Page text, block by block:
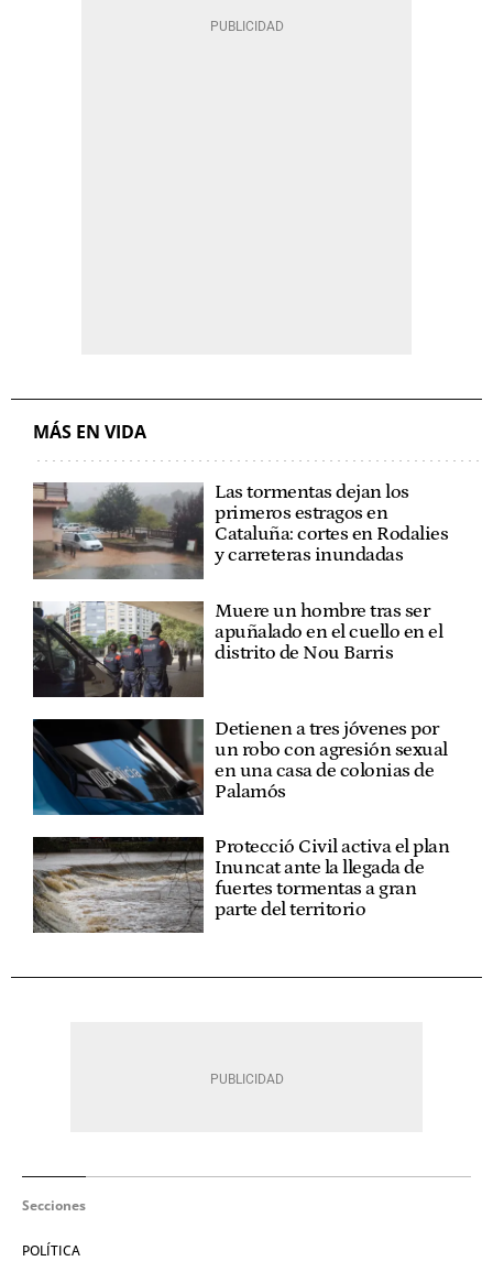
MÁS EN VIDA
Las tormentas dejan los
primeros estragos en
Cataluña: cortes en Rodalies
y carreteras inundadas
Muere un hombre tras ser
apuñalado en el cuello en el
distrito de Nou Barris
Detienen a tres jóvenes por
un robo con agresión sexual
en una casa de colonias de
Palamós
Protecció Civil activa el plan
Inuncat ante la llegada de
fuertes tormentas a gran
parte del territorio
Secciones
POLÍTICA